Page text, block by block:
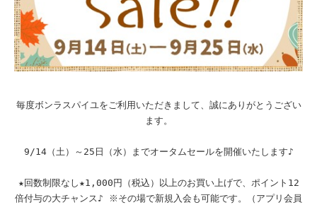
毎度ボンラスパイユをご利用いただきまして、誠にありがとうござい
ます。
9/14（土）～25日（水） までオータムセールを開催いたします♪
★回数制限なし★1,000円（税込）以上のお買い上げで、 ポイント12
倍付与の大チャンス♪
※その場で新規入会も可能です。（アプリ会員